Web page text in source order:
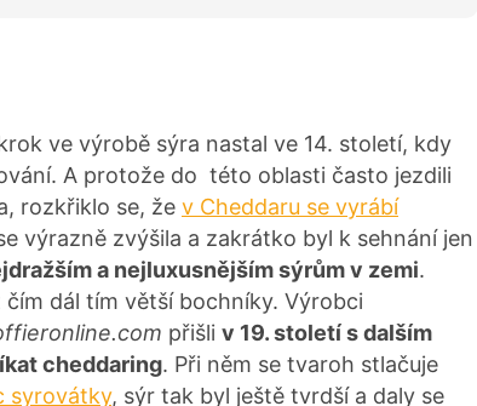
ve výrobě sýra nastal ve 14. století, kdy
A protože do této oblasti často jezdili
rozkřiklo se, že v Cheddaru se vyrábí
výrazně zvýšila a zakrátko byl k sehnání jen
a nejluxusnějším sýrům v zemi.
dál tím větší bochníky. Výrobci
přišli v 19. století s dalším
cheddaring. Při něm se tvaroh stlačuje
syrovátky, sýr tak byl ještě tvrdší a daly se